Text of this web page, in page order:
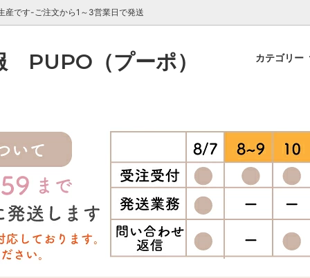
産です-ご注文から1～3営業日で発送
PUPO（プーポ） カテゴリー
（60-120cm）】お部屋
【乳児・キッズ（60-100cm）】アウ
ター・カーディガン
【大人向け】マスク・小物
シリーズ別
め 春夏におすすめの肌着素材
めの商品 誕生月別おすすめ商品
ち登録方法 ギフトラッピング
方 new arrival
おすすめ-ギフト特集